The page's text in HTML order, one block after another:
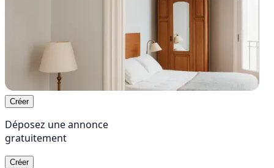
Créer
Déposez une annonce
gratuitement
Créer